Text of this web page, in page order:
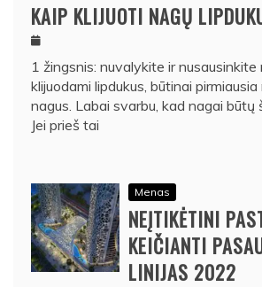
KAIP KLIJUOTI NAGŲ
1 žingsnis: nuvalykite ir
klijuodami lipdukus, būtinai
nagus. Labai svarbu, kad nagai būtų
Jei prieš tai
Menas
NEĮTIKĖTINI
KEIČIANTI
LINIJAS 2022